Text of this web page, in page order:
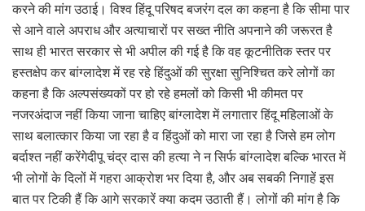
करने की मांग उठाई। विश्व हिंदू परिषद बजरंग दल का कहना है कि सीमा पार
से आने वाले अपराध और अत्याचारों पर सख्त नीति अपनाने की जरूरत है
साथ ही भारत सरकार से भी अपील की गई है कि वह कूटनीतिक स्तर पर
हस्तक्षेप कर बांग्लादेश में रह रहे हिंदुओं की सुरक्षा सुनिश्चित करे लोगों का
कहना है कि अल्पसंख्यकों पर हो रहे हमलों को किसी भी कीमत पर
नजरअंदाज नहीं किया जाना चाहिए बांग्लादेश में लगातार हिंदू महिलाओं के
साथ बलात्कार किया जा रहा है व हिंदुओं को मारा जा रहा है जिसे हम लोग
बर्दाश्त नहीं करेंगेदीपू चंद्र दास की हत्या ने न सिर्फ बांग्लादेश बल्कि भारत में
भी लोगों के दिलों में गहरा आक्रोश भर दिया है, और अब सबकी निगाहें इस
बात पर टिकी हैं कि आगे सरकारें क्या कदम उठाती हैं। लोगों की मांग है कि